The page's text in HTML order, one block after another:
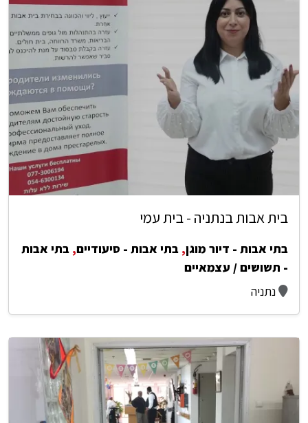
בית אבות בנתניה - בית עמי
בתי אבות - דיור מוגן, בתי אבות - סיעודיים, בתי אבות
- תשושים / עצמאיים
נתניה